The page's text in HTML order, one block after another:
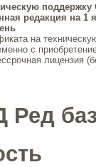
редакция на 1
на
с
лицензия
Ред